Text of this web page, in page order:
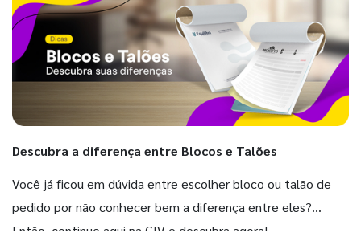
Descubra a diferença entre Blocos e Talões
Você já ficou em dúvida entre escolher bloco ou talão de
pedido por não conhecer bem a diferença entre eles?
Então, continue aqui na GIV e descubra agora!